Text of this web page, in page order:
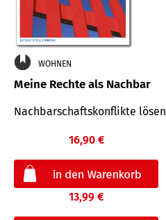
WOHNEN
Meine Rechte als Nachbar
Nach­bar­schafts­konflikte lösen
16,90 €
13,99 €